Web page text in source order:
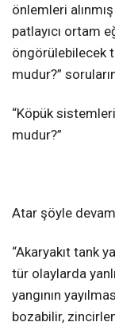
önlemleri
patlayıcı ortam
öngörülebilecek
mudur?”
“Köpük
mudur?”
Atar şöyle
“Akaryakıt tank
tür olaylarda
yangının
bozabilir,